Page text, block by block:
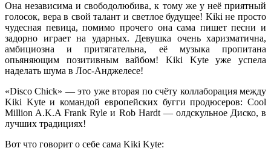
Она независима и свободолюбива, к тому же у неё приятный
голосок, вера в свой талант и светлое будущее! Kiki не просто
чудесная певица, помимо прочего она сама пишет песни и
задорно играет на ударных. Девушка очень харизматична,
амбициозна и притягательна, её музыка пропитана
опьяняющим позитивным вайбом! Kiki Kyteуже успела
наделать шума в Лос-Анджелесе!
«Disco Chick» — это уже вторая по счёту коллаборация между
Kiki Kyteи командой европейских бугги продюсеров:Cool
Million A.K.A Frank Ryle и Rob Hardt— олдскульное Диско, в
лучших традициях!
Вот что говорит о себе сама Kiki Kyte: